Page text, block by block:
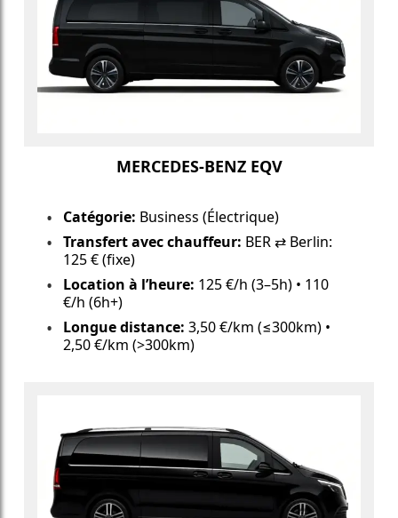
MERCEDES-BENZ EQV
Catégorie: Business (Électrique)
Transfert avec chauffeur: BER ⇄ Berlin:
125 € (fixe)
Location à l’heure: 125 €/h (3–5h) • 110
€/h (6h+)
Longue distance: 3,50 €/km (≤300km) •
2,50 €/km (>300km)